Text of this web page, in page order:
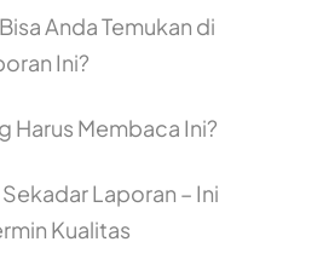
Anda Temukan di
Ini?
Harus Membaca Ini?
Laporan – Ini
Kualitas